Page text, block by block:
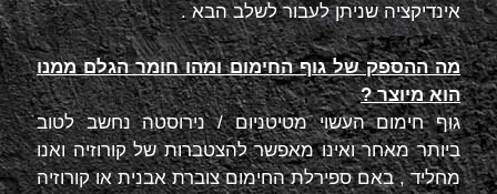
אינדיקציה שניתן לעבור לשלב הבא .
מה ההספק של גוף החימום ומהו חומר הגלם ממנו
הוא מיוצר ?
גוף חימום העשוי מטיטניום / נירוסטה נחשב לטוב
ביותר מאחר ואינו מאפשר להצטברות של קורוזיה ואנו
מחליד , באם ספירלת החימום צוברת אבנית או קורוזיה